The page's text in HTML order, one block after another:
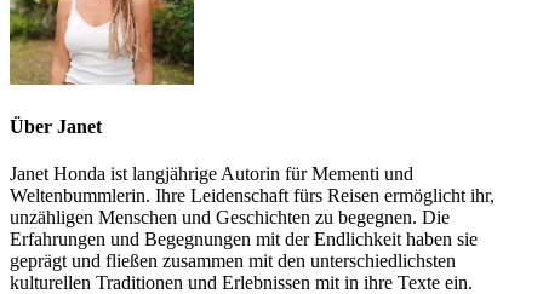
Über Janet
Janet Honda ist langjährige Autorin für Mementi und
Weltenbummlerin. Ihre Leidenschaft fürs Reisen ermöglicht ihr,
unzähligen Menschen und Geschichten zu begegnen. Die
Erfahrungen und Begegnungen mit der Endlichkeit haben sie
geprägt und fließen zusammen mit den unterschiedlichsten
kulturellen Traditionen und Erlebnissen mit in ihre Texte ein.